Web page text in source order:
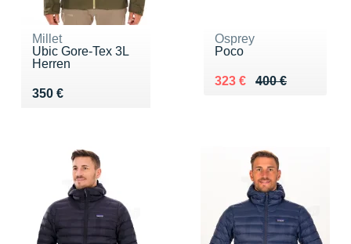
Millet
Ubic Gore-Tex 3L
Herren
350 €
Vendu 350 €
Osprey
Poco
400 €
Au lieu de 400 €
323 €
Vendu 323 €